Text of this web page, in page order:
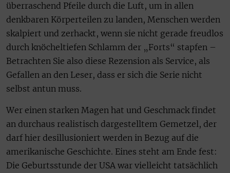
überraschend Pfeile durch die Luft, um in allen
denkbaren Körperteilen zu landen, Menschen werden
skalpiert und zerhackt, wenn sie nicht gerade freudlos
durch knöcheltiefen Schlamm der „Forts“ stapfen –
Betrachten Sie also diese Rezension als Service, als
Gefallen an den Leser, dass er sich die Serie nicht
selbst antun muss.
Wer einen starken Magen hat und Geschmack findet
an durchaus realistisch dargestelltem Gemetzel, der
darf hier desillusioniert werden in Bezug auf die
amerikanische Geschichte. Eines steht am Ende fest:
Die Geburtsstunde der USA war vielleicht tatsächlich